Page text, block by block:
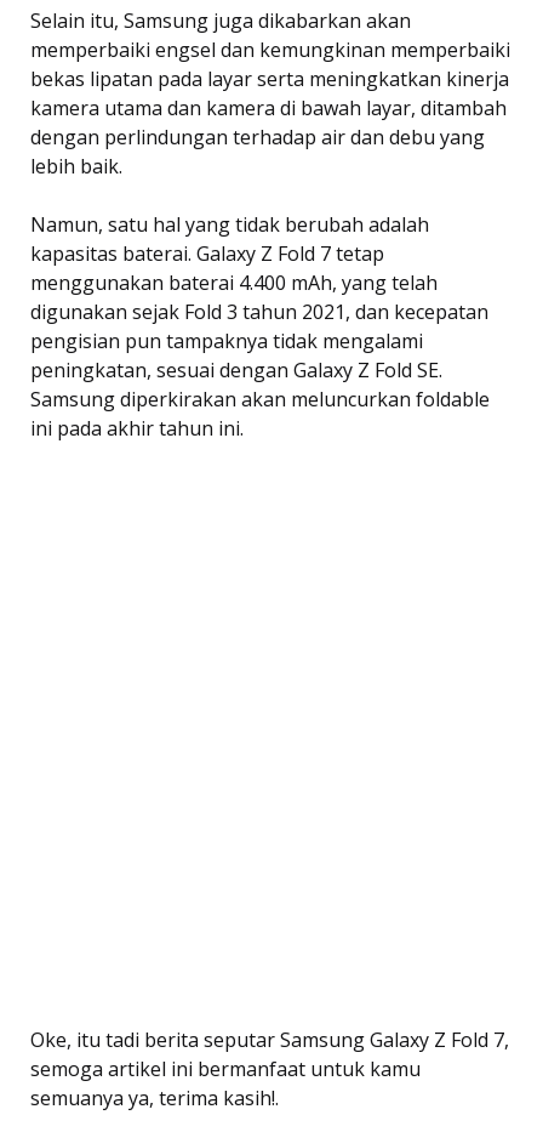
Selain itu, Samsung juga dikabarkan akan
memperbaiki engsel dan kemungkinan memperbaiki
bekas lipatan pada layar serta meningkatkan kinerja
kamera utama dan kamera di bawah layar, ditambah
dengan perlindungan terhadap air dan debu yang
lebih baik.
Namun, satu hal yang tidak berubah adalah
kapasitas baterai. Galaxy Z Fold 7 tetap
menggunakan baterai 4.400 mAh, yang telah
digunakan sejak Fold 3 tahun 2021, dan kecepatan
pengisian pun tampaknya tidak mengalami
peningkatan, sesuai dengan Galaxy Z Fold SE.
Samsung diperkirakan akan meluncurkan foldable
ini pada akhir tahun ini.
Oke, itu tadi berita seputar Samsung Galaxy Z Fold 7,
semoga artikel ini bermanfaat untuk kamu
semuanya ya, terima kasih!.